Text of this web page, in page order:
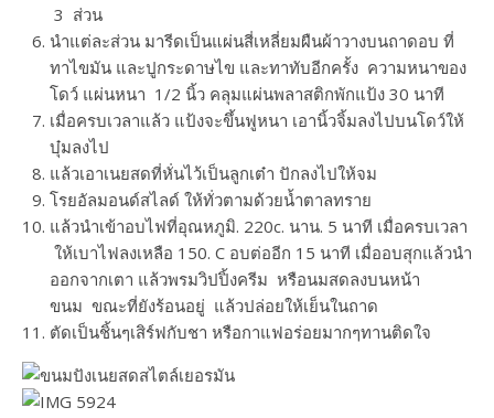
3 ส่วน
นำแต่ละส่วน มารีดเป็นแผ่นสี่เหลี่ยมผืนผ้าวางบนถาดอบ ที่
ทาไขมัน และปูกระดาษไข และทาทับอีกครั้ง ความหนาของ
โดว์ แผ่นหนา 1/2 นิ้ว คลุมแผ่นพลาสติกพักแป้ง 30 นาที
เมื่อครบเวลาแล้ว แป้งจะขึ้นฟูหนา เอานิ้วจิ้มลงไปบนโดว์ให้
บุ๋มลงไป
แล้วเอาเนยสดที่หั่นไว้เป็นลูกเต๋า ปักลงไปให้จม
โรยอัลมอนด์สไลด์ ให้ทั่วตามด้วยน้ำตาลทราย
แล้วนำเข้าอบไฟที่อุณหภูมิ. 220c. นาน. 5 นาที เมื่อครบเวลา
ให้เบาไฟลงเหลือ 150. C อบต่ออีก 15 นาที เมื่ออบสุกแล้วนำ
ออกจากเตา แล้วพรมวิปปิ้งครีม หรือนมสดลงบนหน้า
ขนม ขณะที่ยังร้อนอยู่ แล้วปล่อยให้เย็นในถาด
ตัดเป็นชิ้นๆเสิร์ฟกับชา หรือกาแฟอร่อยมากๆทานติดใจ